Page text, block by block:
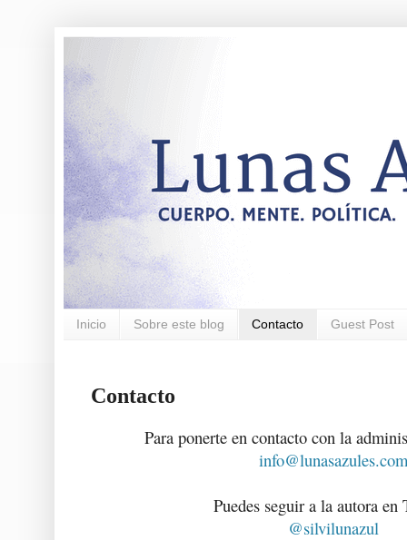
Inicio Sobre este blog Contacto Guest Post
Contacto
Para ponerte en contacto con la
info@lunasazules.com
Puedes seguir a la autora
@silvilunazul